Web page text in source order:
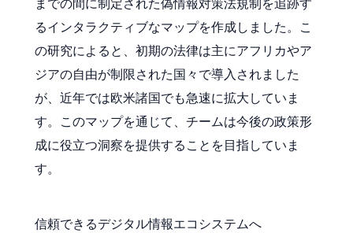
までの間に制定された偽情報対策法規制を追跡す
るインタラクティブなマップを作成しました。こ
の研究によると、初期の法律は主にアフリカやア
ジアの自由が制限された国々で導入されました
が、近年では欧米諸国でも急速に拡大していま
す。このマップを通じて、チームは今後の政策形
成に役立つ洞察を提供することを目指していま
す。
信頼できるデジタル情報エコシステムへ